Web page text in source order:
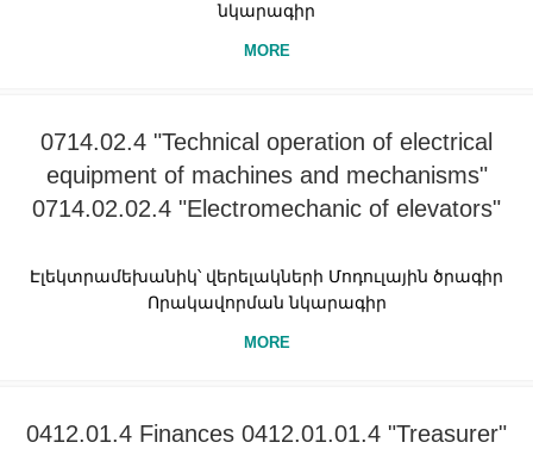
նկարագիր
MORE
0714.02.4 "Technical operation of electrical
equipment of machines and mechanisms"
0714.02.02.4 "Electromechanic of elevators"
Էլեկտրամեխանիկ՝ վերելակների Մոդուլային ծրագիր
Որակավորման նկարագիր
MORE
0412.01.4 Finances 0412.01.01.4 "Treasurer"